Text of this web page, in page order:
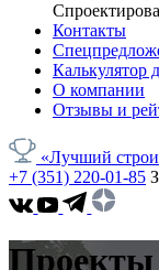
Контакты
Калькулятор
О компании
Отзывы и
«Лучший
+7 (351) 220-01-85
Проекты